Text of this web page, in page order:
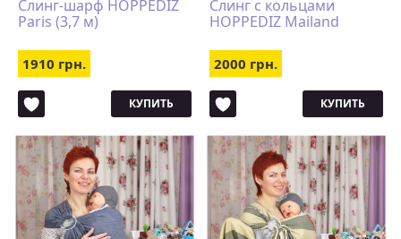
Слинг-шарф HOPPEDIZ
Paris (3,7 м)
1910 грн.
КУПИТЬ
Слинг с кольцами
HOPPEDIZ Mailand
2000 грн.
КУПИТЬ